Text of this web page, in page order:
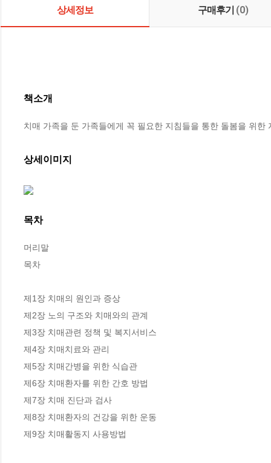
상세정보 구매후기 (0)
책소개
치매 가족을 둔 가족들에게 꼭 필요한 지침들을 통한 돌봄을 위한
상세이미지
목차
머리말
목차
제1장 치매의 원인과 증상
제2장 노의 구조와 치매와의 관계
제3장 치매관련 정책 및 복지서비스
제4장 치매치료와 관리
제5장 치매간병을 위한 식습관
제6장 치매환자를 위한 간호 방법
제7장 치매 진단과 검사
제8장 치매환자의 건강을 위한 운동
제9장 치매활동지 사용방법